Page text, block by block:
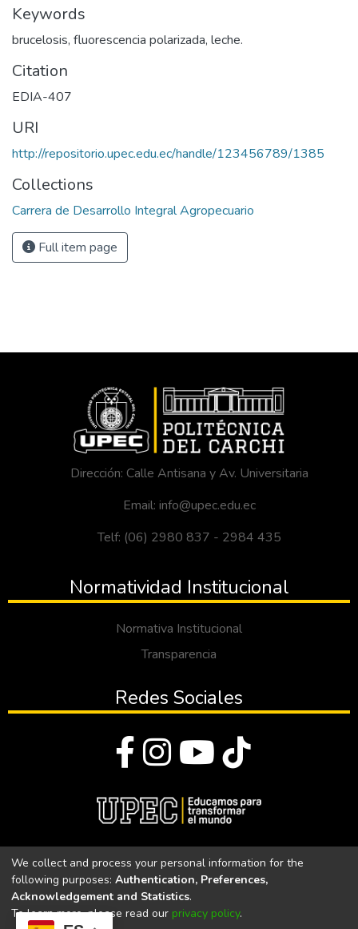
Keywords
brucelosis, fluorescencia polarizada, leche.
Citation
EDIA-407
URI
http://repositorio.upec.edu.ec/handle/123456789/1385
Collections
Carrera de Desarrollo Integral Agropecuario
Full item page
Dirección: Calle Antisana y Av. Universitaria
Email: info@upec.edu.ec
Telf: (06) 2980 837 - 2984 435
Normatividad Institucional
Normativa Institucional
Transparencia
Redes Sociales
Universidad Politécnica Estatal del Carchi
Universidad Politécnica Estatal del Carchi | Acreditada por el
We collect and process your personal information for the
following purposes: Authentication, Preferences,
Acknowledgement and Statistics.
To learn more, please read our privacy policy.